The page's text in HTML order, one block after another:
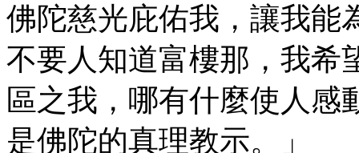
佛陀慈光庇佑我，讓我能
不要人知道富樓那，我希
區之我，哪有什麼使人感
是佛陀的真理教示。」